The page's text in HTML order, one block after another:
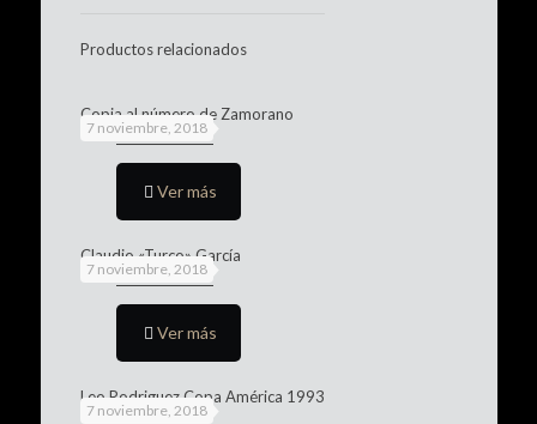
Productos relacionados
7 noviembre, 2018
Copia al número de Zamorano
Ver más
7 noviembre, 2018
Claudio «Turco» García
Ver más
7 noviembre, 2018
Leo Rodriguez Copa América 1993